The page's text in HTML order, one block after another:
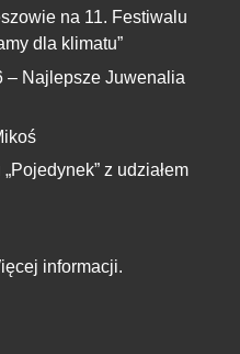
na 11. Festiwalu
dla klimatu”
– Najlepsze Juwenalia
z udziałem
informacji.